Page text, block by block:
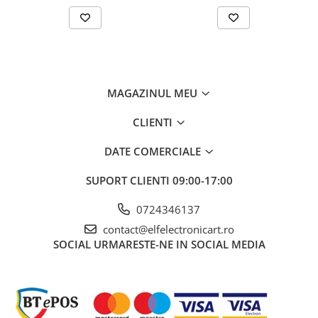
profesioniști care au nevoie de măsurători de precizie și fiabilitate
crescută în domeniul electronicii. Alege performanța și calitatea
MAGAZINUL MEU
CLIENTI
DATE COMERCIALE
SUPORT CLIENTI 09:00-17:00
0724346137
contact@elfelectronicart.ro
SOCIAL URMARESTE-NE IN SOCIAL MEDIA